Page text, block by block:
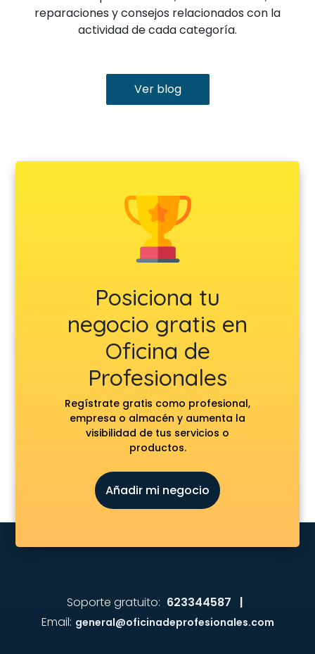
reparaciones y consejos relacionados con la
actividad de cada categoría.
Ver blog
Posiciona tu
negocio gratis en
Oficina de
Profesionales
Regístrate gratis como profesional,
empresa o almacén y aumenta la
visibilidad de tus servicios o
productos.
Añadir mi negocio
Soporte gratuito: 623344587 |
Email: general@oficinadeprofesionales.com